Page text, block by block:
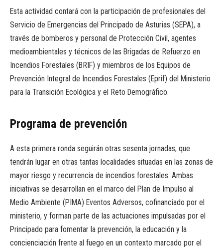
Esta actividad contará con la participación de profesionales del
Servicio de Emergencias del Principado de Asturias (SEPA), a
través de bomberos y personal de Protección Civil, agentes
medioambientales y técnicos de las Brigadas de Refuerzo en
Incendios Forestales (BRIF) y miembros de los Equipos de
Prevención Integral de Incendios Forestales (Eprif) del Ministerio
para la Transición Ecológica y el Reto Demográfico.
Programa de prevención
A esta primera ronda seguirán otras sesenta jornadas, que
tendrán lugar en otras tantas localidades situadas en las zonas de
mayor riesgo y recurrencia de incendios forestales. Ambas
iniciativas se desarrollan en el marco del Plan de Impulso al
Medio Ambiente (PIMA) Eventos Adversos, cofinanciado por el
ministerio, y forman parte de las actuaciones impulsadas por el
Principado para fomentar la prevención, la educación y la
concienciación frente al fuego en un contexto marcado por el